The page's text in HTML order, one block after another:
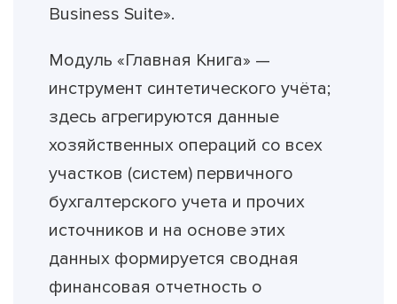
Business Suite».
Модуль «Главная Книга» —
инструмент синтетического учёта;
здесь агрегируются данные
хозяйственных операций со всех
участков (систем) первичного
бухгалтерского учета и прочих
источников и на основе этих
данных формируется сводная
финансовая отчетность о